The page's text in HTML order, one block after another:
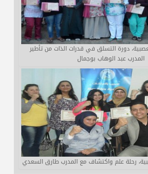
دورة التسلق في قدرات الذات من تأطير
المدرب عبد الوهاب بوجمال
رحلة علم واكتشاف مع المدرب طارق السعدي